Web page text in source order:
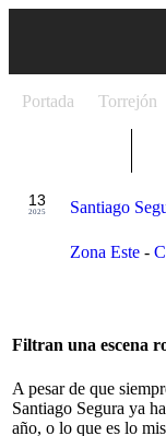
Portada Torrejón
13
2025 Santiago
Zona Este -
Filtran una escena
A pesar de que
Santiago Segura ya
año, o lo que es lo